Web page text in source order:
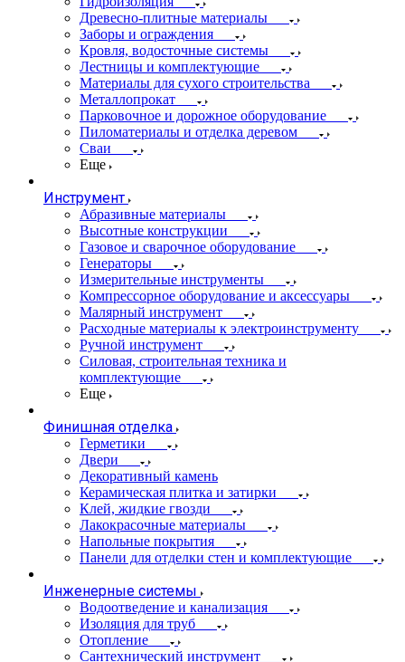
Древесно-плитные материалы
Заборы и ограждения
Кровля, водосточные системы
Лестницы и комплектующие
Материалы для сухого строительства
Металлопрокат
Парковочное и дорожное оборудование
Пиломатериалы и отделка деревом
Сваи
Еще
Инструмент
Абразивные материалы
Высотные конструкции
Газовое и сварочное оборудование
Генераторы
Измерительные инструменты
Компрессорное оборудование и аксессуары
Малярный инструмент
Расходные материалы к электроинструменту
Ручной инструмент
Силовая, строительная техника и
комплектующие
Еще
Финишная отделка
Герметики
Двери
Декоративный камень
Керамическая плитка и затирки
Клей, жидкие гвозди
Лакокрасочные материалы
Напольные покрытия
Панели для отделки стен и комплектующие
Инженерные системы
Водоотведение и канализация
Изоляция для труб
Отопление
Сантехнический инструмент